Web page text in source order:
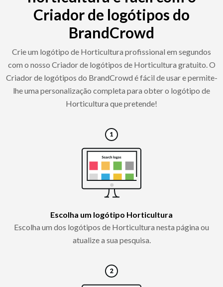
Criador de logótipos do
BrandCrowd
Crie um logótipo de Horticultura profissional em segundos
com o nosso Criador de logótipos de Horticultura gratuito. O
Criador de logótipos do BrandCrowd é fácil de usar e permite-
lhe uma personalização completa para obter o logótipo de
Horticultura que pretende!
Escolha um logótipo Horticultura
Escolha um dos logótipos de Horticultura nesta página ou
atualize a sua pesquisa.